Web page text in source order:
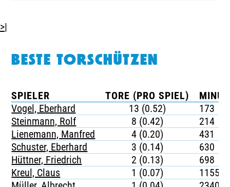
>|
BESTE TORSCHÜTZEN
SPIELER TORE (PRO SPIEL)
Vogel, Eberhard
13 (0.52)
173
Steinmann, Rolf
8 (0.42)
214
Lienemann, Manfred
4 (0.20)
431
Schuster, Eberhard
3 (0.14)
630
Hüttner, Friedrich
2 (0.13)
698
Kreul, Claus
1 (0.07)
1155